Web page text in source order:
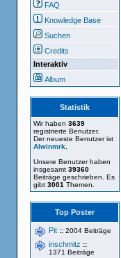
FAQ
Knowledge Base
Suchen
Credits
Interaktiv
Album
Statistik
Wir haben 3639
registrierte Benutzer.
Der neueste Benutzer ist
Alwinmrk
Unsere Benutzer haben
insgesamt 39360
Beiträge geschrieben. Es
gibt 3001 Themen.
Top Poster
Pit :: 2004 Beiträge
inschmitz ::
1371 Beiträge